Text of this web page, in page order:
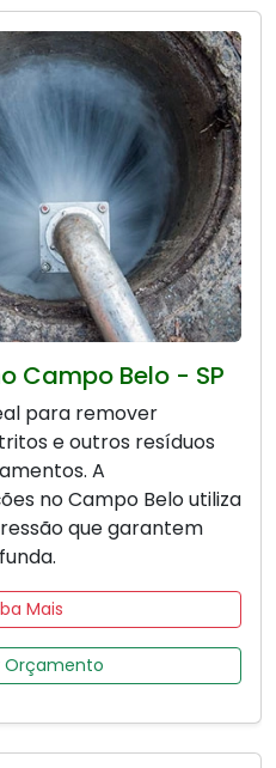
Campo Belo - SP
para remover
e outros resíduos
A
no Campo Belo utiliza
que garantem
Mais
Orçamento